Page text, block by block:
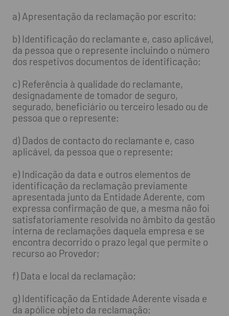
a) Apresentação da reclamação por escrito;
b) Identificação do reclamante e, caso aplicável,
da pessoa que o represente incluindo o número
dos respetivos documentos de identificação;
c) Referência à qualidade do reclamante,
designadamente de tomador de seguro,
segurado, beneficiário ou terceiro lesado ou de
pessoa que o represente;
d) Dados de contacto do reclamante e, caso
aplicável, da pessoa que o represente;
e) Indicação da data e outros elementos de
identificação da reclamação previamente
apresentada junto da Entidade Aderente, com
expressa confirmação de que, a mesma não foi
satisfatoriamente resolvida no âmbito da gestão
interna de reclamações daquela empresa e se
encontra decorrido o prazo legal que permite o
recurso ao Provedor;
f) Data e local da reclamação;
g) Identificação da Entidade Aderente visada e
da apólice objeto da reclamação;